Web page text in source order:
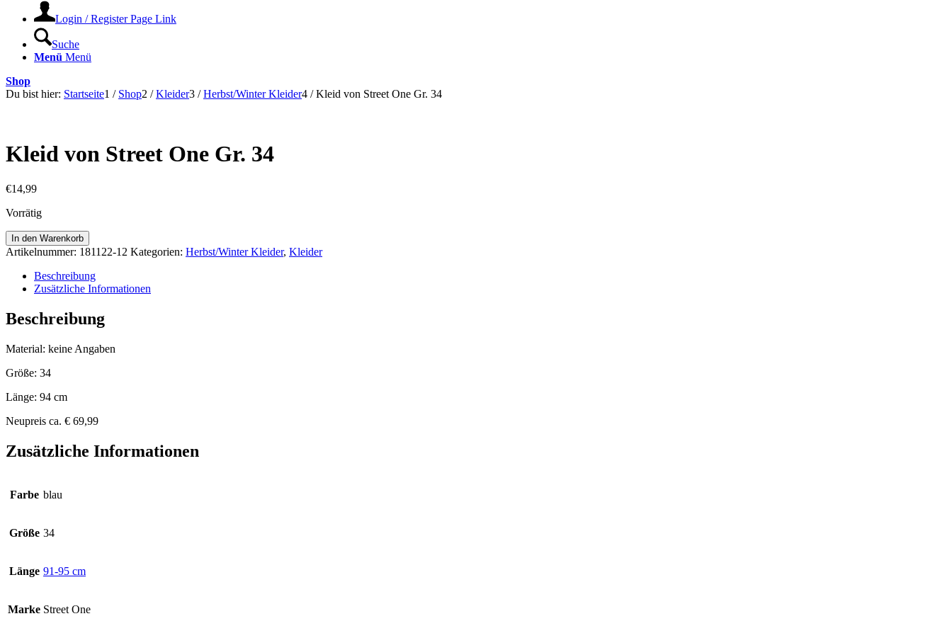
Login / Register Page Link
Suche
Menü Menü
Shop
Du bist hier: Startseite1 / Shop2 / Kleider3 / Herbst/Winter Kleider4 / Kleid von Street One Gr. 34
Kleid von Street One Gr. 34
€14,99
Vorrätig
Kleid
von
One
Menge
In den Warenkorb
Artikelnummer: 181122-12 Kategorien: Herbst/Winter Kleider, Kleider
Beschreibung
Zusätzliche Informationen
Beschreibung
Material: keine Angaben
Größe: 34
Länge: 94 cm
Neupreis ca. € 69,99
Zusätzliche Informationen
Farbe blau
Größe 34
Länge 91-95 cm
Marke Street One